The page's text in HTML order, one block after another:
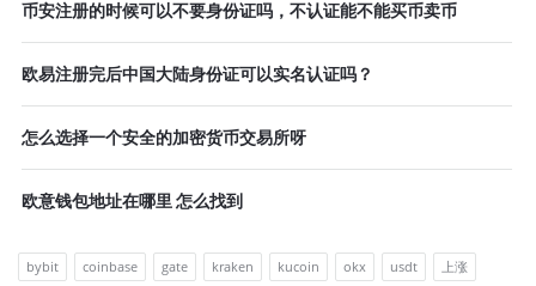
币安注册的时候可以不要身份证吗，不认证能不能买币卖币
欧易注册完后中国大陆身份证可以实名认证吗？
怎么选择一个安全的加密货币交易所呀
欧意钱包地址在哪里 怎么找到
bybit coinbase gate kraken kucoin okx usdt 上涨